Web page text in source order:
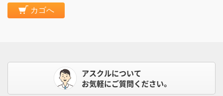
カゴへ
アスクルについて
お気軽にご質問ください。